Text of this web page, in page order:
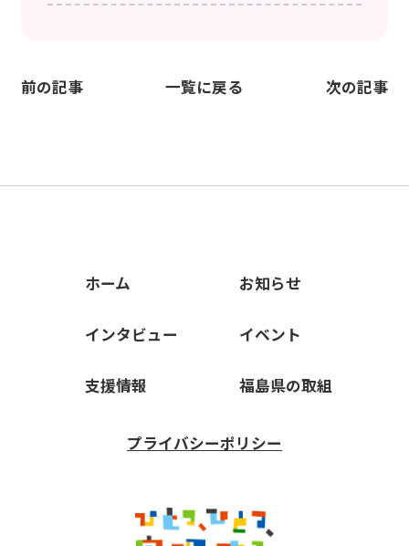
前の記事 一覧に戻る 次の記事
ホーム お知らせ
インタビュー イベント
支援情報 福島県の取組
プライバシーポリシー